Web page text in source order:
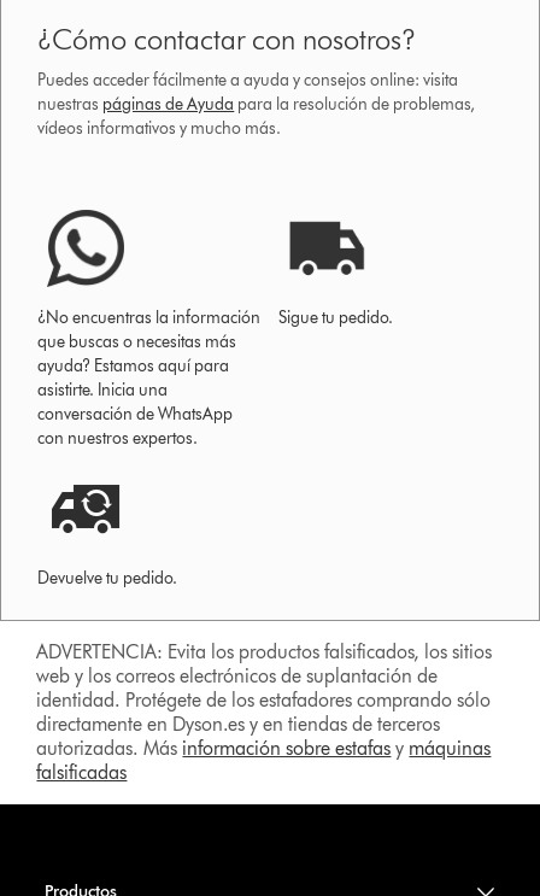
¿Cómo contactar con nosotros?
Puedes acceder fácilmente a ayuda y consejos online: visita
nuestras páginas de Ayuda para la resolución de problemas,
vídeos informativos y mucho más.
¿No encuentras la información
que buscas o necesitas más
ayuda? Estamos aquí para
asistirte. Inicia una
conversación de WhatsApp
con nuestros expertos.
Sigue tu pedido.
Devuelve tu pedido.
ADVERTENCIA: Evita los productos falsificados, los sitios
web y los correos electrónicos de suplantación de
identidad. Protégete de los estafadores comprando sólo
directamente en Dyson.es y en tiendas de terceros
autorizadas. Más información sobre estafas y máquinas
falsificadas